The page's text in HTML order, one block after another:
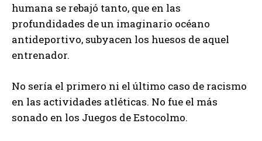
humana se rebajó tanto, que en las
profundidades de un imaginario océano
antideportivo, subyacen los huesos de aquel
entrenador.
No sería el primero ni el último caso de racismo
en las actividades atléticas. No fue el más
sonado en los Juegos de Estocolmo.